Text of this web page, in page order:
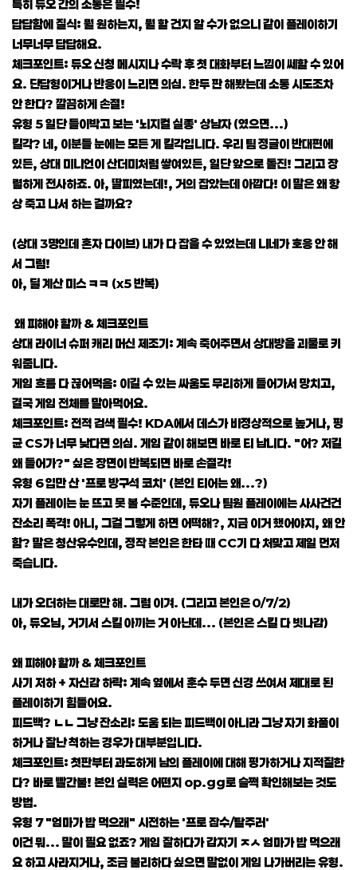
특히 듀오 간의 소통은 필수!
답답함에 질식: 뭘 원하는지, 뭘 할 건지 알 수가 없으니 같이 플레이하기
너무너무 답답해요.
체크포인트: 듀오 신청 메시지나 수락 후 첫 대화부터 느낌이 쎄할 수 있어
요. 단답형이거나 반응이 느리면 의심. 한두 판 해봤는데 소통 시도조차
안 한다? 깔끔하게 손절!
유형 5 일단 들이박고 보는 '뇌지컬 실종' 상남자 (였으면...)
킬각? 네, 이분들 눈에는 모든 게 킬각입니다. 우리 팀 정글이 반대편에
있든, 상대 미니언이 산더미처럼 쌓여있든, 일단 앞으로 돌진! 그리고 장
렬하게 전사하죠. 아, 딸피였는데!, 거의 잡았는데 아깝다! 이 말은 왜 항
상 죽고 나서 하는 걸까요?
(상대 3명인데 혼자 다이브) 내가 다 잡을 수 있었는데 니네가 호응 안 해
서 그럼!
아, 딜 계산 미스 ㅋㅋ (x5 반복)
왜 피해야 할까 & 체크포인트
상대 라이너 슈퍼 캐리 머신 제조기: 계속 죽어주면서 상대방을 괴물로 키
워줍니다.
게임 흐름 다 끊어먹음: 이길 수 있는 싸움도 무리하게 들어가서 망치고,
결국 게임 전체를 말아먹어요.
체크포인트: 전적 검색 필수! KDA에서 데스가 비정상적으로 높거나, 평
균 CS가 너무 낮다면 의심. 게임 같이 해보면 바로 티 납니다. "어? 저길
왜 들어가?" 싶은 장면이 반복되면 바로 손절각!
유형 6 입만 산 '프로 방구석 코치' (본인 티어는 왜...?)
자기 플레이는 눈 뜨고 못 볼 수준인데, 듀오나 팀원 플레이에는 사사건건
잔소리 폭격! 아니, 그걸 그렇게 하면 어떡해?, 지금 이거 했어야지, 왜 안
함? 말은 청산유수인데, 정작 본인은 한타 때 CC기 다 처맞고 제일 먼저
죽습니다.
내가 오더하는 대로만 해. 그럼 이겨. (그리고 본인은 0/7/2)
아, 듀오님, 거기서 스킬 아끼는 거 아닌데... (본인은 스킬 다 빗나감)
왜 피해야 할까 & 체크포인트
사기 저하 + 자신감 하락: 계속 옆에서 훈수 두면 신경 쓰여서 제대로 된
플레이하기 힘들어요.
피드백? ㄴㄴ 그냥 잔소리: 도움 되는 피드백이 아니라 그냥 자기 화풀이
하거나 잘난 척하는 경우가 대부분입니다.
체크포인트: 첫판부터 과도하게 남의 플레이에 대해 평가하거나 지적질한
다? 바로 빨간불! 본인 실력은 어떤지 op.gg로 슬쩍 확인해보는 것도
방법.
유형 7 "엄마가 밥 먹으래" 시전하는 '프로 잠수/탈주러'
이건 뭐... 말이 필요 없죠? 게임 잘하다가 갑자기 ㅈㅅ 엄마가 밥 먹으래
요 하고 사라지거나, 조금 불리하다 싶으면 말없이 게임 나가버리는 유형.